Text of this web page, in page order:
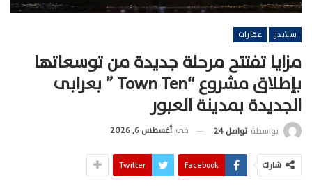
سلايدر عقارات
مزايا تفتتح مرحلة جديدة من توسعاتها
بإطلاق مشروع “Town Ten ” بعرابى
الجديدة بمدينة العبور
بواسطة تواصل 24 في أغسطس 6, 2026
شارك Facebook
Twitter